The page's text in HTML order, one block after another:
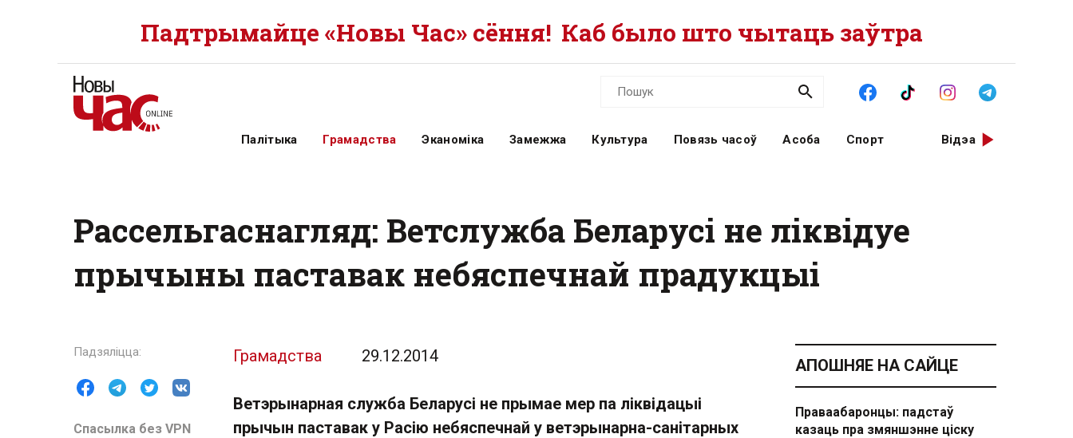
Падтрымайце «Новы Час» сёння! Каб было што чытаць заўтра
Палітыка Грамадства Эканоміка Замежжа Культура Повязь часоў Асоба Спорт Відэа
Рассельгаснагляд: Ветслужба Беларусі не ліквідуе
прычыны паставак небяспечнай прадукцыі
Спасылка без VPN
Грамадства 29.12.2014
Ветэрынарная служба Беларусі не прымае мер па ліквідацыі
прычын паставак у Расію небяспечнай у ветэрынарна-санітарных
АПОШНЯЕ НА САЙЦЕ
Праваабаронцы: падстаў
казаць пра змяншэнне ціску